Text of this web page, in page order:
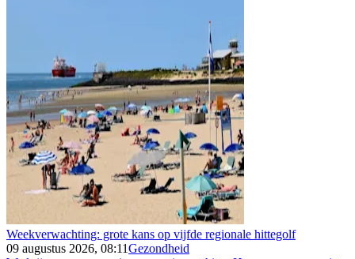
Weekverwachting: grote kans op vijfde regionale hittegolf
09 augustus 2026, 08:11Gezondheid